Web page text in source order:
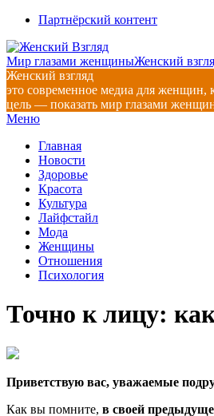
Перейти
содержимому
Партнёрский контент
Мир глазами женщиныЖенский
Женский взгляд
это современное медиа для женщин,
цель — показать мир глазами
Главное
меню
Меню
Главная
Новости
Здоровье
Красота
Культура
Лайфстайл
Мода
Женщины
Отношения
Психология
Точно к лицу:
Приветствую вас, уважаемые
Как вы помните, в своей